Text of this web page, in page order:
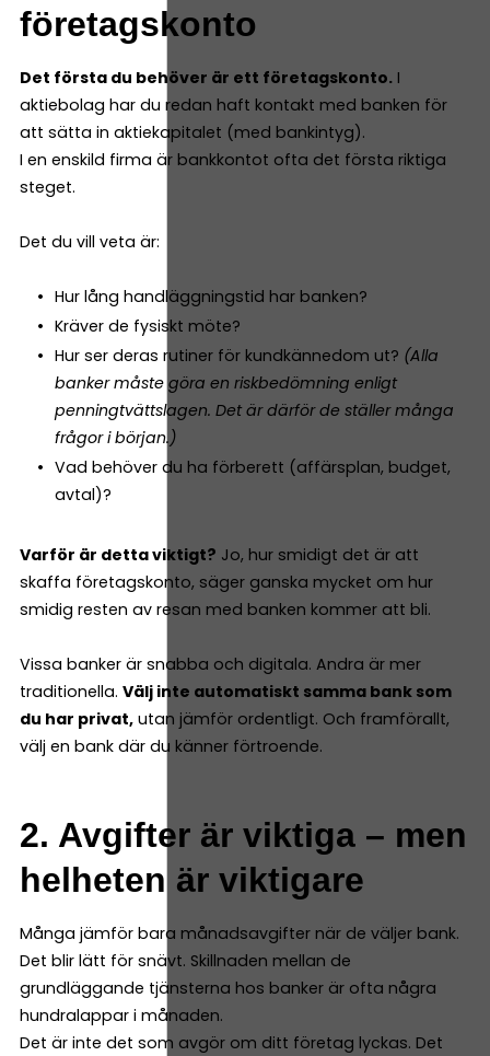
företagskonto
Det första du behöver är ett företagskonto. I
aktiebolag har du redan haft kontakt med banken för
att sätta in aktiekapitalet (med bankintyg).
I en enskild firma är bankkontot ofta det första riktiga
steget.
Det du vill veta är:
Hur lång handläggningstid har banken?
Kräver de fysiskt möte?
Hur ser deras rutiner för kundkännedom ut? (Alla
banker måste göra en riskbedömning enligt
penningtvättslagen. Det är därför de ställer många
frågor i början.)
Vad behöver du ha förberett (affärsplan, budget,
avtal)?
Varför är detta viktigt? Jo, hur smidigt det är att
skaffa företagskonto, säger ganska mycket om hur
smidig resten av resan med banken kommer att bli.
Vissa banker är snabba och digitala. Andra är mer
traditionella. Välj inte automatiskt samma bank som
du har privat, utan jämför ordentligt. Och framförallt,
välj en bank där du känner förtroende.
2. Avgifter är viktiga – men
helheten är viktigare
Många jämför bara månadsavgifter när de väljer bank.
Det blir lätt för snävt. Skillnaden mellan de
grundläggande tjänsterna hos banker är ofta några
hundralappar i månaden.
Det är inte det som avgör om ditt företag lyckas. Det